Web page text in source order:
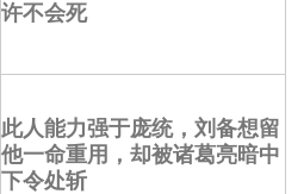
许不会死
此人能力强于庞统，刘备想留
他一命重用，却被诸葛亮暗中
下令处斩